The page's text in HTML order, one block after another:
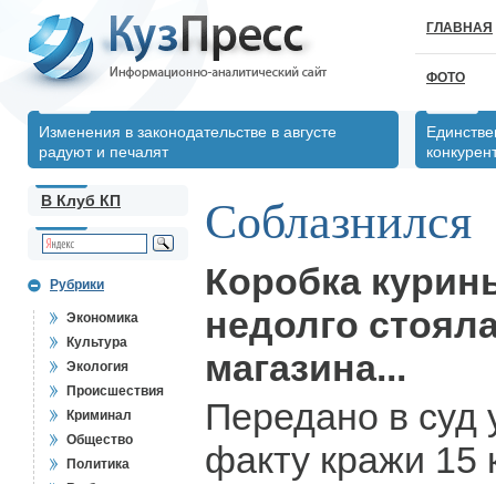
ГЛАВНАЯ
ФОТО
Изменения в законодательстве в августе
радуют и печалят
В Клуб КП
Рубрики
Экономика
Культура
Экология
Происшествия
Криминал
Общество
Политика
Соблазнился
Коробка
недолго
магазина...
Передано в суд
факту кражи 15